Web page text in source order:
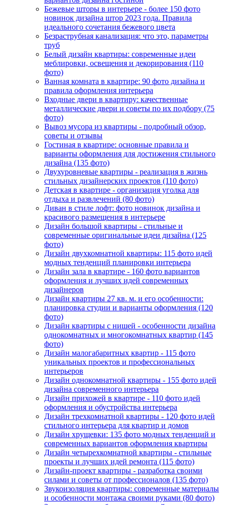
Бежевые шторы в интерьере - более 150 фото
новинок дизайна штор 2023 года. Правила
идеального сочетания бежевого цвета
Безраструбная канализация: что это, параметры
труб
Белый дизайн квартиры: современные идеи
меблировки, освещения и декорирования (110
фото)
Ванная комната в квартире: 90 фото дизайна и
правила оформления интерьера
Входные двери в квартиру: качественные
металлические двери и советы по их подбору (75
фото)
Вывоз мусора из квартиры - подробный обзор,
советы и отзывы
Гостиная в квартире: основные правила и
варианты оформления для достижения стильного
дизайна (135 фото)
Двухуровневые квартиры - реализация в жизнь
стильных дизайнерских проектов (110 фото)
Детская в квартире - организация уголка для
отдыха и развлечений (80 фото)
Диван в стиле лофт: фото новинок дизайна и
красивого размещения в интерьере
Дизайн большой квартиры - стильные и
современные оригинальные идеи дизайна (125
фото)
Дизайн двухкомнатной квартиры: 115 фото идей
модных тенденций планировки интерьера
Дизайн зала в квартире - 160 фото вариантов
оформления и лучших идей современных
дизайнеров
Дизайн квартиры 27 кв. м. и его особенности:
планировка студии и варианты оформления (120
фото)
Дизайн квартиры с нишей - особенности дизайна
однокомнатных и многокомнатных квартир (145
фото)
Дизайн малогабаритных квартир - 115 фото
уникальных проектов и профессиональных
интерьеров
Дизайн однокомнатной квартиры - 155 фото идей
дизайна современного интерьера
Дизайн прихожей в квартире - 110 фото идей
оформления и обустройства интерьера
Дизайн трехкомнатной квартиры - 120 фото идей
стильного интерьера для квартир и домов
Дизайн хрущевки: 135 фото модных тенденций и
современных вариантов оформления квартиры
Дизайн четырехкомнатной квартиры - стильные
проекты и лучших идей ремонта (115 фото)
Дизайн-проект квартиры - разработка своими
силами и советы от профессионалов (135 фото)
Звукоизоляция квартиры: современные материалы
и особенности монтажа своими руками (80 фото)